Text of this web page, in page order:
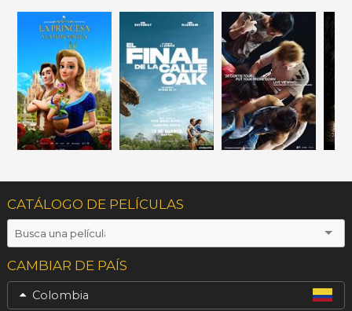
CATÁLOGO DE PELÍCULAS
CAMBIAR DE PAÍS
Colombia